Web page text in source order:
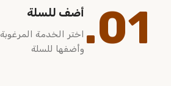
01. أضف للسلة
اختر الخدمة المرغوبة
وأضفها للسلة